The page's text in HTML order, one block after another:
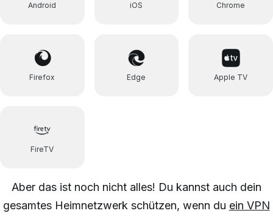
Android iOS Chrome
Firefox Edge Apple TV
FireTV
Aber das ist noch nicht alles! Du kannst auch dein
gesamtes Heimnetzwerk schützen, wenn du ein VPN